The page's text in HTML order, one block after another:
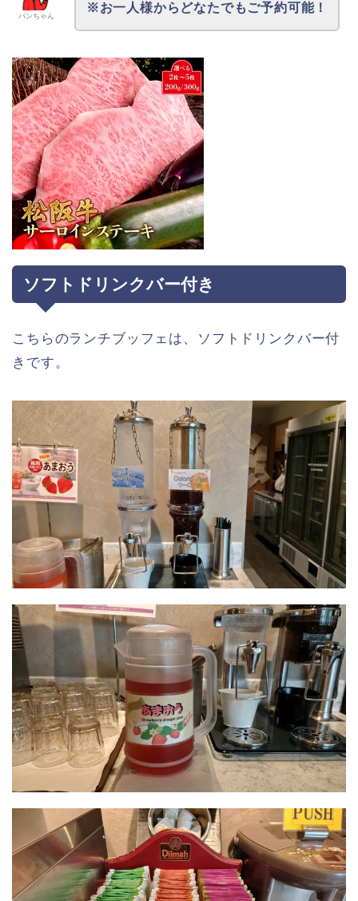
パンちゃん
※お一人様からどなたでもご予約可能！
ソフトドリンクバー付き
こちらのランチブッフェは、ソフトドリンクバー付
きです。